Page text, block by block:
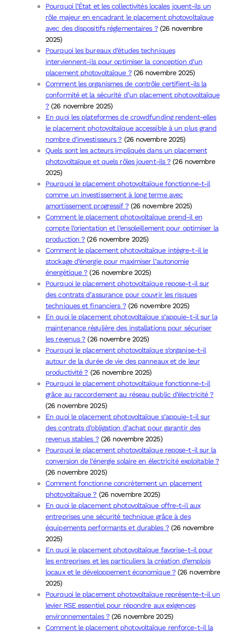
Pourquoi l’État et les collectivités locales jouent-ils un
rôle majeur en encadrant le placement photovoltaïque
avec des dispositifs réglementaires ? (26 novembre
2025)
Pourquoi les bureaux d’études techniques
interviennent-ils pour optimiser la conception d’un
placement photovoltaïque ? (26 novembre 2025)
Comment les organismes de contrôle certifient-ils la
conformité et la sécurité d’un placement photovoltaïque
? (26 novembre 2025)
En quoi les plateformes de crowdfunding rendent-elles
le placement photovoltaïque accessible à un plus grand
nombre d’investisseurs ? (26 novembre 2025)
Quels sont les acteurs impliqués dans un placement
photovoltaïque et quels rôles jouent-ils ? (26 novembre
2025)
Pourquoi le placement photovoltaïque fonctionne-t-il
comme un investissement à long terme avec
amortissement progressif ? (26 novembre 2025)
Comment le placement photovoltaïque prend-il en
compte l’orientation et l’ensoleillement pour optimiser la
production ? (26 novembre 2025)
Comment le placement photovoltaïque intègre-t-il le
stockage d’énergie pour maximiser l’autonomie
énergétique ? (26 novembre 2025)
Pourquoi le placement photovoltaïque repose-t-il sur
des contrats d’assurance pour couvrir les risques
techniques et financiers ? (26 novembre 2025)
En quoi le placement photovoltaïque s’appuie-t-il sur la
maintenance régulière des installations pour sécuriser
les revenus ? (26 novembre 2025)
Pourquoi le placement photovoltaïque s’organise-t-il
autour de la durée de vie des panneaux et de leur
productivité ? (26 novembre 2025)
Pourquoi le placement photovoltaïque fonctionne-t-il
grâce au raccordement au réseau public d’électricité ?
(26 novembre 2025)
En quoi le placement photovoltaïque s’appuie-t-il sur
des contrats d’obligation d’achat pour garantir des
revenus stables ? (26 novembre 2025)
Pourquoi le placement photovoltaïque repose-t-il sur la
conversion de l’énergie solaire en électricité exploitable ?
(26 novembre 2025)
Comment fonctionne concrètement un placement
photovoltaïque ? (26 novembre 2025)
En quoi le placement photovoltaïque offre-t-il aux
entreprises une sécurité technique grâce à des
équipements performants et durables ? (26 novembre
2025)
En quoi le placement photovoltaïque favorise-t-il pour
les entreprises et les particuliers la création d’emplois
locaux et le développement économique ? (26 novembre
2025)
Pourquoi le placement photovoltaïque représente-t-il un
levier RSE essentiel pour répondre aux exigences
environnementales ? (26 novembre 2025)
Comment le placement photovoltaïque renforce-t-il la